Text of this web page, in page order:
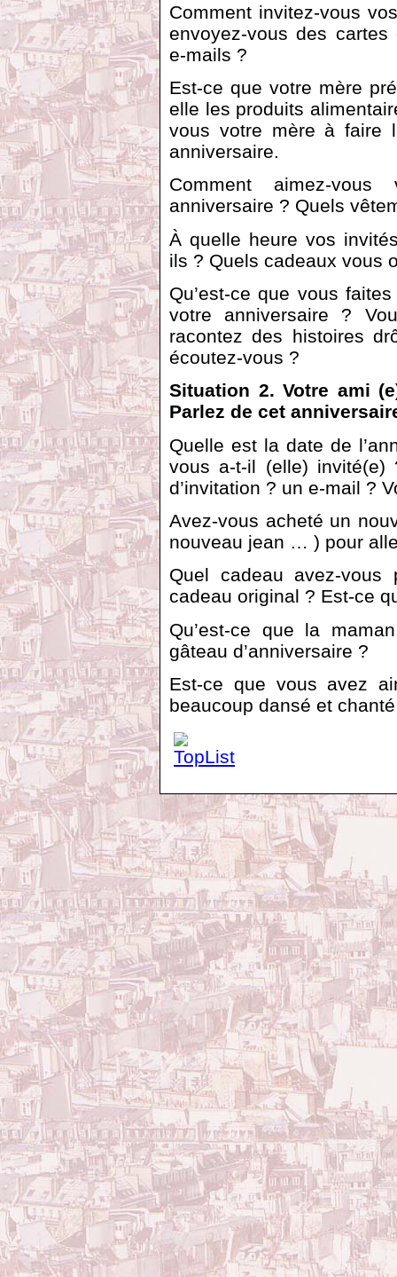
Comment invitez-vous
envoyez-vous des cartes
e-mails ?
Est-ce que votre mère
elle les produits
vous votre mère à faire
anniversaire.
Comment aimez-
anniversaire ? Quels
À quelle heure vos
ils ? Quels cadeaux vous
Qu’est-ce que vous
votre anniversaire ?
racontez des histoires
écoutez-vous ?
Situation 2. Votre ami
Parlez de cet
Quelle est la date de
vous a-t-il (elle)
d’invitation ? un e-mail ?
Avez-vous acheté un
nouveau jean … ) pour
Quel cadeau avez-
cadeau original ? Est-ce
Qu’est-ce que la
gâteau d’anniversaire ?
Est-ce que vous avez
beaucoup dansé et